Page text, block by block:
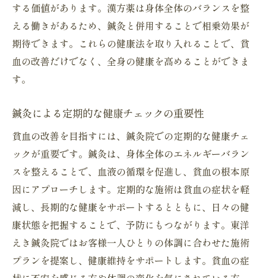
する価値があります。漢方薬は身体全体のバランスを整
える働きがあるため、鍼灸と併用することで相乗効果が
期待できます。これらの健康法を取り入れることで、貧
血の改善だけでなく、全身の健康を高めることができま
す。
鍼灸による定期的な健康チェックの重要性
貧血の改善を目指すには、鍼灸院での定期的な健康チェ
ックが重要です。鍼灸は、身体全体のエネルギーバラン
スを整えることで、血液の循環を促進し、貧血の根本原
因にアプローチします。定期的な施術は貧血の症状を軽
減し、長期的な健康をサポートするとともに、日々の健
康状態を把握することで、予防にもつながります。東洋
えき鍼灸院ではお客様一人ひとりの体調に合わせた施術
プランを提案し、健康維持をサポートします。貧血の症